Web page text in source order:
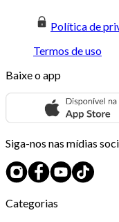
Política de
Termos de uso
Baixe o app
Siga-nos nas mídias
Categorias